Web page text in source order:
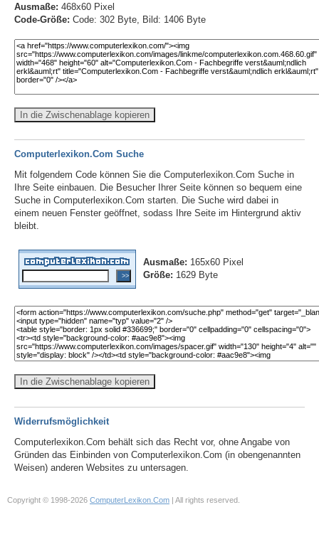
Ausmaße: 468x60 Pixel
Code-Größe: Code: 302 Byte, Bild: 1406 Byte
In die Zwischenablage kopieren
Computerlexikon.Com Suche
Mit folgendem Code können Sie die Computerlexikon.Com Suche in
Ihre Seite einbauen. Die Besucher Ihrer Seite können so bequem eine
Suche in Computerlexikon.Com starten. Die Suche wird dabei in
einem neuen Fenster geöffnet, sodass Ihre Seite im Hintergrund aktiv
bleibt.
Ausmaße: 165x60 Pixel
Größe: 1629 Byte
In die Zwischenablage kopieren
Widerrufsmöglichkeit
Computerlexikon.Com behält sich das Recht vor, ohne Angabe von
Gründen das Einbinden von Computerlexikon.Com (in obengenannten
Weisen) anderen Websites zu untersagen.
Copyright © 1998-2026 ComputerLexikon.Com | All rights reserved.